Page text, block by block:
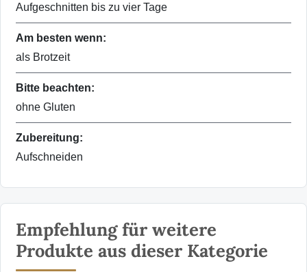
Aufgeschnitten bis zu vier Tage
Am besten wenn:
als Brotzeit
Bitte beachten:
ohne Gluten
Zubereitung:
Aufschneiden
Empfehlung für weitere
Produkte aus dieser Kategorie